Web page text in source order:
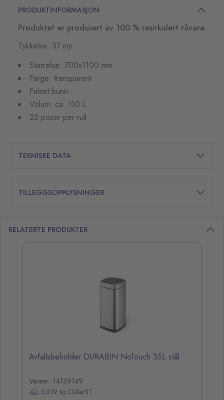
PRODUKTINFORMASJON
Produktet er produsert av 100 % resirkulert råvare.
Tykkelse: 37 my
Størrelse: 700x1100 mm
Farge: transparent
Falset bunn
Volum: ca. 110 L
25 poser per rull
TEKNISKE DATA
TILLEGGSOPPLYSNINGER
RELATERTE PRODUKTER
Avfallsbeholder DURABIN NoTouch 35L stål
Varenr.: 14139149
0,239 kg CO2e/ST